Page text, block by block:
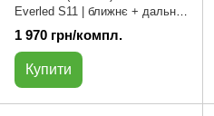
Everled S11 | ближнє + дальнє
| комплект 2 шт | АЛ-205
1 970 грн/компл.
Купити